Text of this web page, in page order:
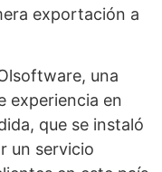
exportación a
una
experiencia en
que se instaló
un servicio